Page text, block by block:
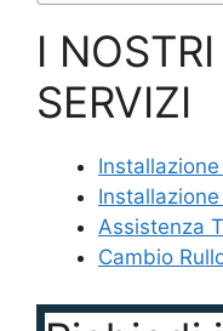
I
SERVIZI
Assistenza
Cambio